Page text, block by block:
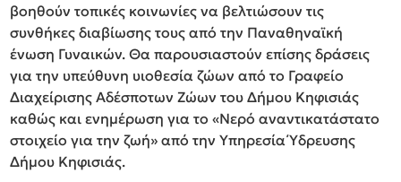
βοηθούν τοπικές κοινωνίες να βελτιώσουν τις
συνθήκες διαβίωσης τους από την Παναθηναϊκή
ένωση Γυναικών. Θα παρουσιαστούν επίσης δράσεις
για την υπεύθυνη υιοθεσία ζώων από το Γραφείο
Διαχείρισης Αδέσποτων Ζώων του Δήμου Κηφισιάς
καθώς και ενημέρωση για το «Νερό αναντικατάστατο
στοιχείο για την ζωή» από την Υπηρεσία Ύδρευσης
Δήμου Κηφισιάς.